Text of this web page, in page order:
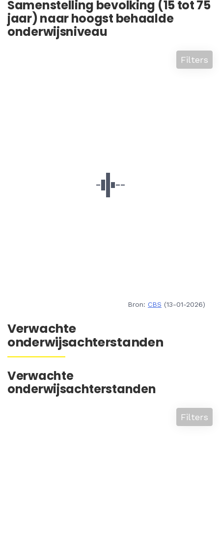
Samenstelling bevolking (15 tot 75
jaar) naar hoogst behaalde
onderwijsniveau
Filters
Bron: CBS (13-01-2026)
Verwachte
onderwijsachterstanden
Verwachte
onderwijsachterstanden
Filters